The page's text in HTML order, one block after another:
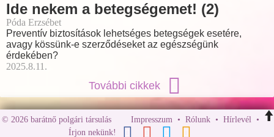
Ide nekem a betegségemet! (2)
Póda Erzsébet
Preventív biztosítások lehetséges betegségek esetére,
avagy kössünk-e szerződéseket az egészségünk
érdekében?
2025.8.11.
További cikkek
© 2026 barátnő polgári társulás Impresszum• Rólunk• Hírlevél•
Írjon nekünk!